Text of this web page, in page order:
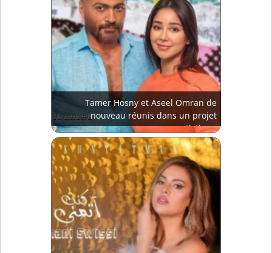
Tamer Hosny et Aseel Omran de
nouveau réunis dans un projet
artistique